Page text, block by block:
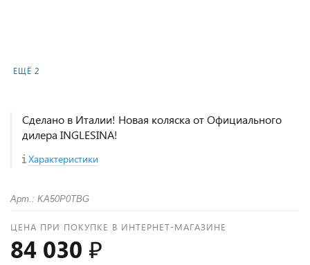
ЕЩЁ 2
Сделано в Италии! Новая коляска от Официального
дилера INGLESINA!
Характеристики
Арт.: KA50P0TBG
ЦЕНА ПРИ ПОКУПКЕ В ИНТЕРНЕТ-МАГАЗИНЕ
84 030 ₽